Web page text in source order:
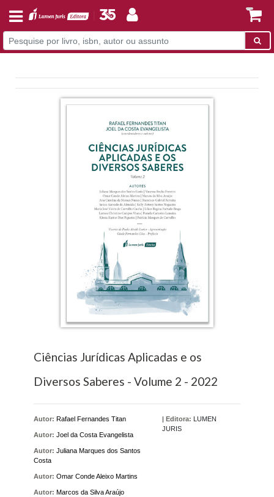
Ciências Jurídicas Aplicadas e os
Diversos Saberes - Volume 2 - 2022
Autor: Rafael Fernandes Titan
Autor: Joel da Costa Evangelista
Autor: Juliana Marques dos Santos
Costa
Autor: Omar Conde Aleixo Martins
Autor: Marcos da Silva Araújo
Editora: LUMEN
JURIS